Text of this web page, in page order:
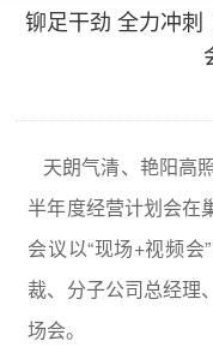
铆足干劲 全力冲
天朗气清、艳阳高
半年度经营计划会在
会议以“现场+视频
裁、分子公司总经理
场会。